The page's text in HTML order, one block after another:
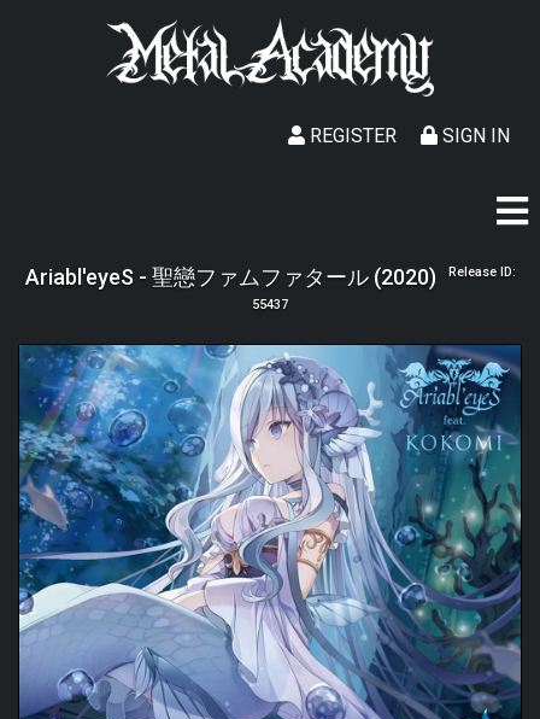
SIGN IN
REGISTER
Ariabl'eyeS - 聖戀ファムファタール (2020) Release ID:
55437